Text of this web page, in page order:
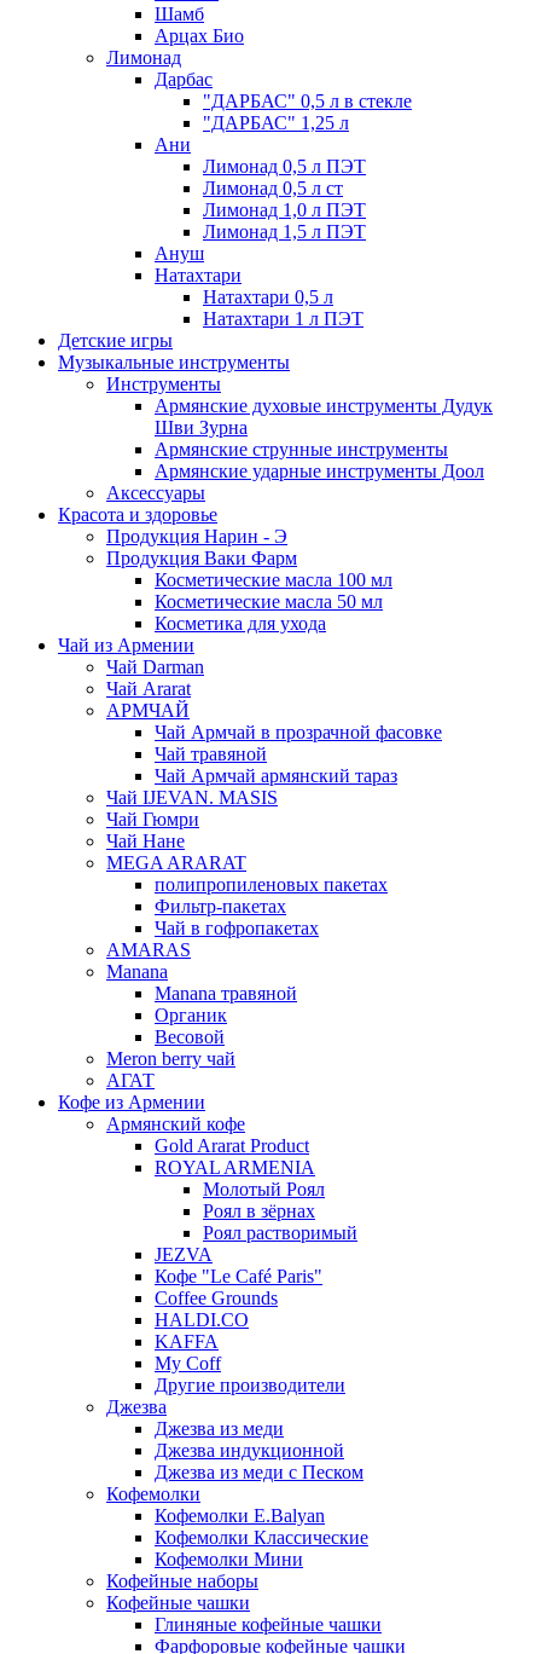
Шамб
Арцах Био
Лимонад
Дарбас
"ДАРБАС" 0,5 л в стекле
"ДАРБАС" 1,25 л
Ани
Лимонад 0,5 л ПЭТ
Лимонад 0,5 л ст
Лимонад 1,0 л ПЭТ
Лимонад 1,5 л ПЭТ
Ануш
Натахтари
Натахтари 0,5 л
Натахтари 1 л ПЭТ
Детские игры
Музыкальные инструменты
Инструменты
Армянские духовые инструменты Дудук
Шви Зурна
Армянские струнные инструменты
Армянские ударные инструменты Доол
Аксессуары
Красота и здоровье
Продукция Нарин - Э
Продукция Ваки Фарм
Косметические масла 100 мл
Косметические масла 50 мл
Косметика для ухода
Чай из Армении
Чай Darman
Чай Ararat
АРМЧАЙ
Чай Армчай в прозрачной фасовке
Чай травяной
Чай Армчай армянский тараз
Чай IJEVAN. MASIS
Чай Гюмри
Чай Нане
MEGA ARARAT
полипропиленовых пакетах
Фильтр-пакетах
Чай в гофропакетах
AMARAS
Manana
Manana травяной
Органик
Весовой
Meron berry чай
АГАТ
Кофе из Армении
Армянский кофе
Gold Ararat Product
ROYAL ARMENIA
Молотый Роял
Роял в зёрнах
Роял растворимый
JEZVA
Кофе "Le Café Paris"
Coffee Grounds
HALDI.CO
KAFFA
My Coff
Другие производители
Джезва
Джезва из меди
Джезва индукционной
Джезва из меди с Песком
Кофемолки
Кофемолки E.Balyan
Кофемолки Классические
Кофемолки Мини
Кофейные наборы
Кофейные чашки
Глиняные кофейные чашки
Фарфоровые кофейные чашки